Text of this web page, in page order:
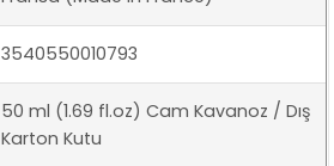
3540550010793
50 ml (1.69 fl.oz) Cam Kavanoz / Dış
Karton Kutu